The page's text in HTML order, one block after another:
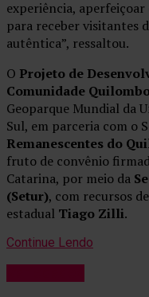
experiência,
para receber visitantes
autêntica”, ressaltou.
O Projeto de
Comunidade
Geoparque Mundial da
Sul, em parceria com o
Remanescentes do
fruto de convênio
Catarina, por meio da
(Setur), com recursos
estadual Tiago Zilli.
Continue Lendo